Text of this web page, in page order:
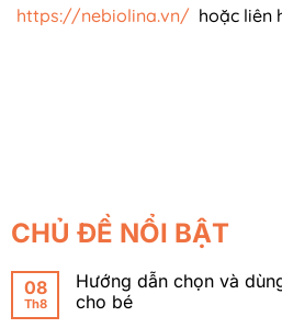
https://nebiolina.vn/ hoặc liên
CHỦ ĐỀ NỔI BẬT
08
Th8
Hướng dẫn chọn và
cho bé